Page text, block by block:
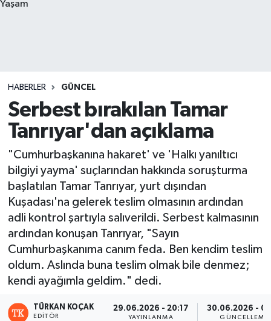
Yaşam
HABERLER GÜNCEL
Serbest bırakılan Tamar
Tanrıyar'dan açıklama
"Cumhurbaşkanına hakaret' ve 'Halkı yanıltıcı
bilgiyi yayma' suçlarından hakkında soruşturma
başlatılan Tamar Tanrıyar, yurt dışından
Kuşadası'na gelerek teslim olmasının ardından
adli kontrol şartıyla salıverildi. Serbest kalmasının
ardından konuşan Tanrıyar, "Sayın
Cumhurbaşkanıma canım feda. Ben kendim teslim
oldum. Aslında buna teslim olmak bile denmez;
kendi ayağımla geldim." dedi.
TÜRKAN KOÇAK
EDITÖR
29.06.2026 - 20:17
YAYINLANMA
30.06.2026 -
GÜNCELLEME